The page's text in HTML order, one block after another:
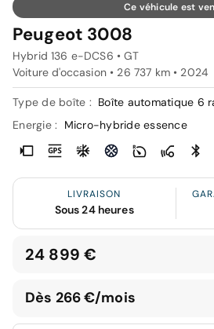
Ce véhicule est
Peugeot 3008
Hybrid 136 e-DCS6 • GT
Voiture d'occasion • 26 737 km • 2024
Type de boîte : Boîte automatique 6
Energie :
Micro-hybride essence
LIVRAISON
Sous 24 heures
24 899 €
Dès 266 €/mois